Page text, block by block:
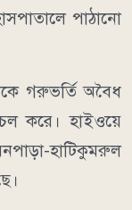
পাঠানো
গরুভর্তি অবৈধ
করে। হাইওয়ে
হাটিকুমরুল